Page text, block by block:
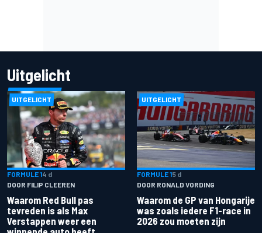
Uitgelicht
UITGELICHT
FORMULE 14 d
DOOR FILIP CLEEREN
Waarom Red Bull pas
tevreden is als Max
Verstappen weer een
UITGELICHT
FORMULE 15 d
DOOR RONALD VORDING
Waarom de GP van Hongarije
was zoals iedere F1-race in
2026 zou moeten zijn